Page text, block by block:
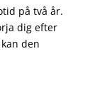
på två år.
dig efter
den